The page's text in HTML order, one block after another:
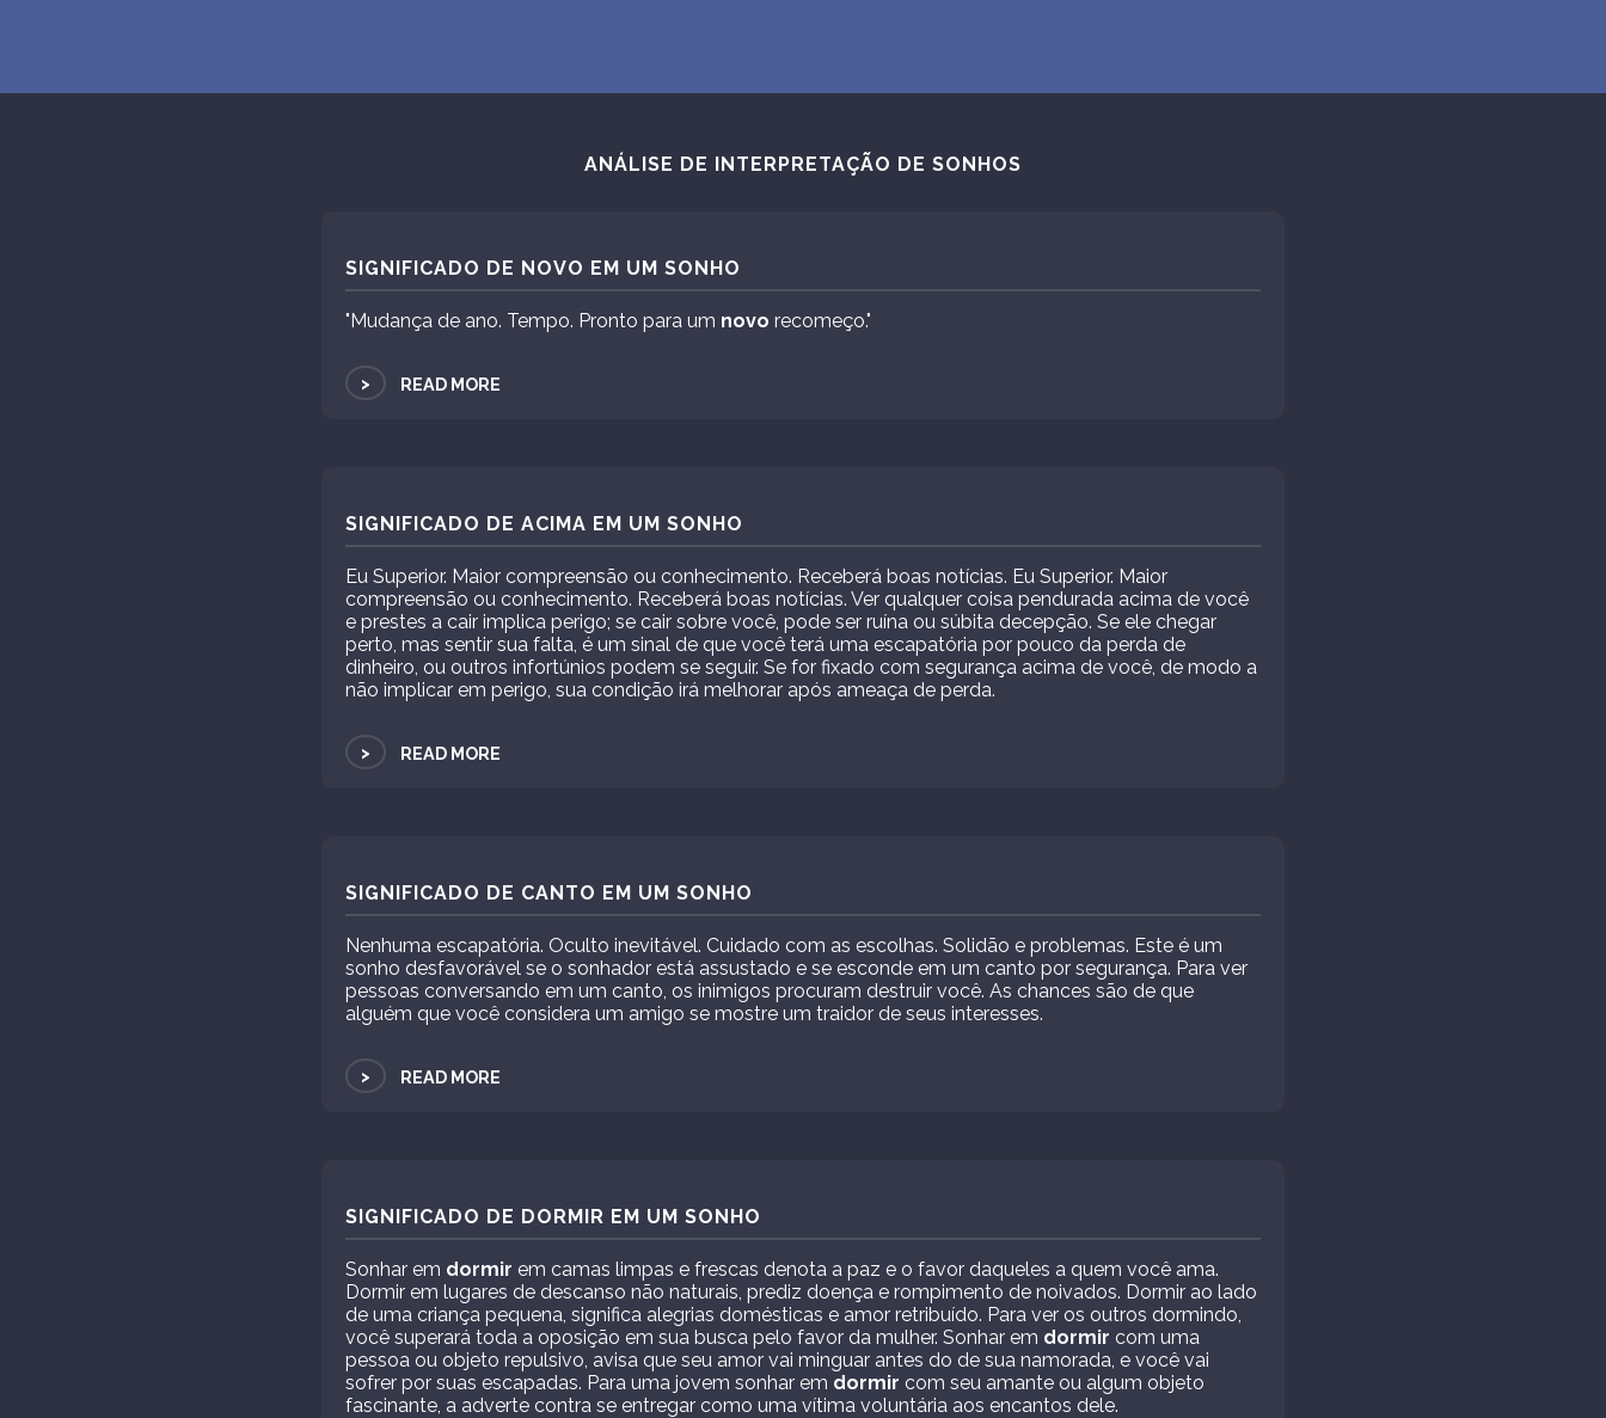
ANÁLISE DE INTERPRETAÇÃO DE SONHOS
SIGNIFICADO DE NOVO EM UM SONHO
"Mudança de ano. Tempo. Pronto para um novo recomeço."
> READ MORE
SIGNIFICADO DE ACIMA EM UM SONHO
Eu Superior. Maior compreensão ou conhecimento. Receberá boas notícias. Eu Superior. Maior
compreensão ou conhecimento. Receberá boas notícias. Ver qualquer coisa pendurada acima de você
e prestes a cair implica perigo; se cair sobre você, pode ser ruína ou súbita decepção. Se ele chegar
perto, mas sentir sua falta, é um sinal de que você terá uma escapatória por pouco da perda de
dinheiro, ou outros infortúnios podem se seguir. Se for fixado com segurança acima de você, de modo a
não implicar em perigo, sua condição irá melhorar após ameaça de perda.
> READ MORE
SIGNIFICADO DE CANTO EM UM SONHO
Nenhuma escapatória. Oculto inevitável. Cuidado com as escolhas. Solidão e problemas. Este é um
sonho desfavorável se o sonhador está assustado e se esconde em um canto por segurança. Para ver
pessoas conversando em um canto, os inimigos procuram destruir você. As chances são de que
alguém que você considera um amigo se mostre um traidor de seus interesses.
> READ MORE
SIGNIFICADO DE DORMIR EM UM SONHO
Sonhar em dormir em camas limpas e frescas denota a paz e o favor daqueles a quem você ama.
Dormir em lugares de descanso não naturais, prediz doença e rompimento de noivados. Dormir ao lado
de uma criança pequena, significa alegrias domésticas e amor retribuído. Para ver os outros dormindo,
você superará toda a oposição em sua busca pelo favor da mulher. Sonhar em dormir com uma
pessoa ou objeto repulsivo, avisa que seu amor vai minguar antes do de sua namorada, e você vai
sofrer por suas escapadas. Para uma jovem sonhar em dormir com seu amante ou algum objeto
fascinante, a adverte contra se entregar como uma vítima voluntária aos encantos dele.